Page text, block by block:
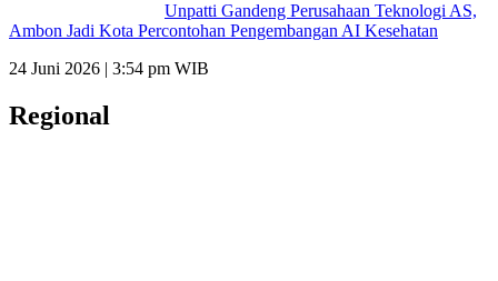
Unpatti Gandeng Perusahaan Teknologi AS,
Ambon Jadi Kota Percontohan Pengembangan AI Kesehatan
24 Juni 2026 | 3:54 pm WIB
Regional